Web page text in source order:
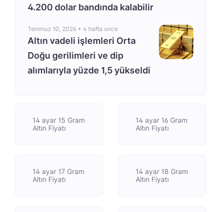
4.200 dolar bandında kalabilir
Temmuz 10, 2026 • 4 hafta once
Altın vadeli işlemleri Orta
Doğu gerilimleri ve dip
alımlarıyla yüzde 1,5 yükseldi
14 ayar 15 Gram
Altın Fiyatı
14 ayar 16 Gram
Altın Fiyatı
14 ayar 17 Gram
Altın Fiyatı
14 ayar 18 Gram
Altın Fiyatı